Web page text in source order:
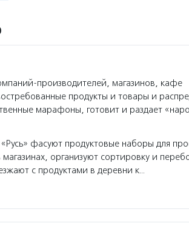
производителей, магазинов, кафе
продукты и товары и
марафоны, готовит и раздает
фасуют продуктовые наборы для
организуют сортировку и
с продуктами в деревни к…